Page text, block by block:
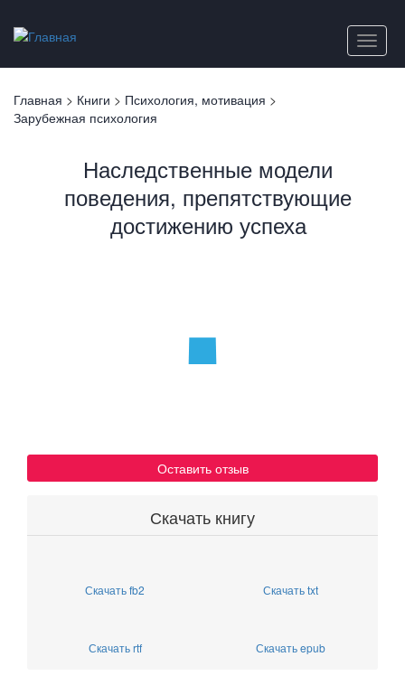
основному
содержанию
Toggle
Вы
здесь
Главная > Книги > Психология, мотивация >
Зарубежная психология
Наследственные модели
поведения, препятствующие
достижению успеха
Оставить отзыв
Скачать книгу
Скачать fb2 Скачать txt
Скачать rtf Скачать epub